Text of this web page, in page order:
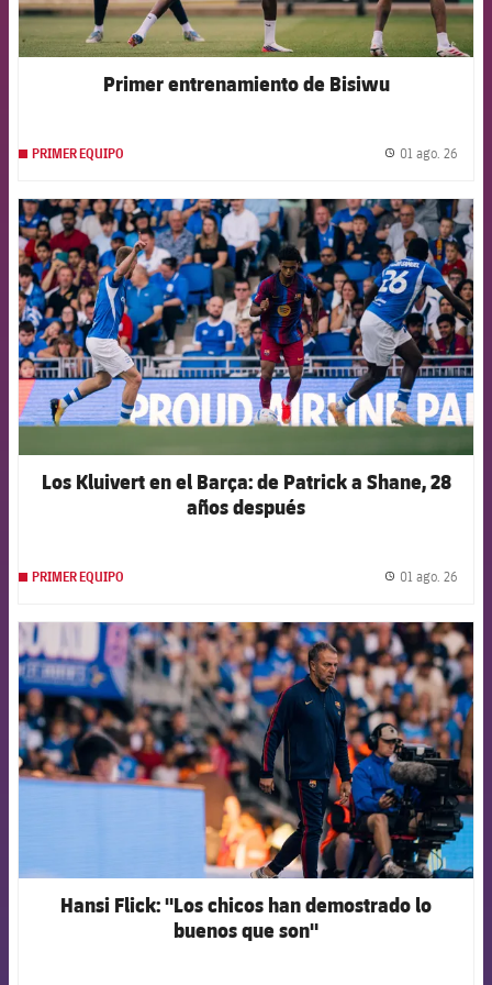
Primer entrenamiento de Bisiwu
PRIMER EQUIPO 01 ago. 26
FCB Barcelona badge
Los Kluivert en el Barça: de Patrick a Shane, 28
años después
PRIMER EQUIPO 01 ago. 26
FCB Barcelona badge
Hansi Flick: "Los chicos han demostrado lo
buenos que son"